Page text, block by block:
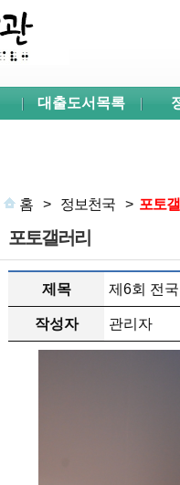
대출도서목록
홈 > 정보천국 > 포토
포토갤러리
제목 제6회 전
작성자 관리자